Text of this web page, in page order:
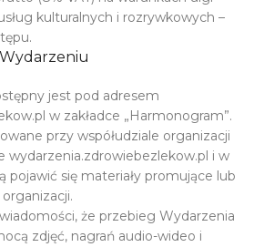
kulturalnych i rozrywkowych –
jest pod adresem
w zakładce „Harmonogram”.
przy współudziale organizacji
wydarzenia.zdrowiebezlekow.pl i w
pojawić się materiały promujące lub
że przebieg Wydarzenia
zdjęć, nagrań audio-wideo i